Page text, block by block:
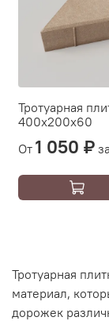
Тротуарная
400х200х60
От 1 050 ₽
Тротуарная
материал,
дорожек